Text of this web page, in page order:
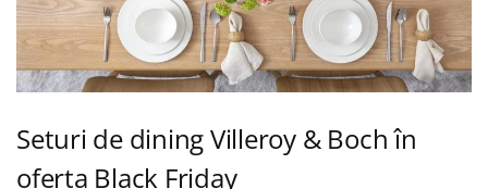
Seturi de dining Villeroy & Boch în
oferta Black Friday